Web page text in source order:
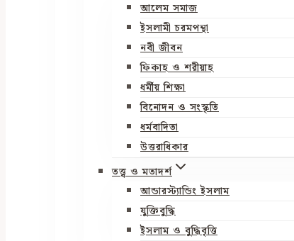
আলেম সমাজ
ইসলামী চরমপন্থা
নবী জীবন
ফিকাহ ও শরীয়াহ
ধর্মীয় শিক্ষা
বিনোদন ও সংস্কৃতি
ধর্মবাদিতা
উত্তরাধিকার
তত্ত্ব ও মতাদর্শ
আন্ডারস্ট্যান্ডিং ইসলাম
যুক্তিবুদ্ধি
ইসলাম ও বুদ্ধিবৃত্তি